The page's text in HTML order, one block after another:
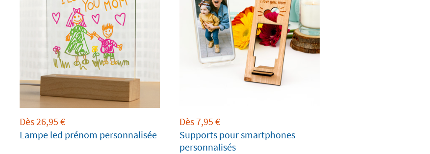
Dès26,95 €
Lampe led prénom personnalisée
Dès7,95 €
Supports pour smartphones
personnalisés